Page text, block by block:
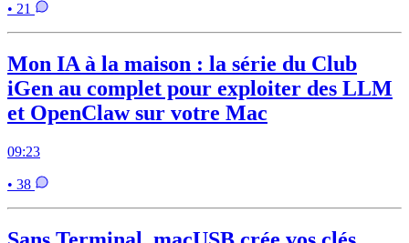
• 21
Mon IA à la maison : la série du Club
iGen au complet pour exploiter des LLM
et OpenClaw sur votre Mac
09:23
• 38